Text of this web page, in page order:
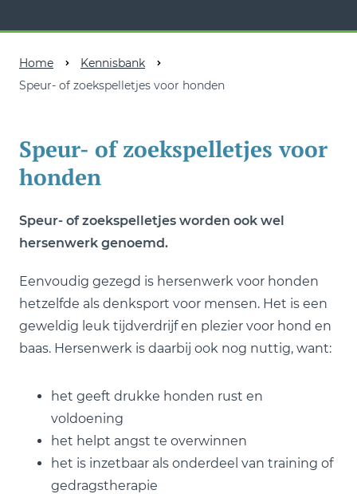
Home
Kennisbank
Speur- of zoekspelletjes voor honden
Speur- of zoekspelletjes voor
honden
Speur- of zoekspelletjes worden ook wel
hersenwerk genoemd.
Eenvoudig gezegd is hersenwerk voor honden
hetzelfde als denksport voor mensen. Het is een
geweldig leuk tijdverdrijf en plezier voor hond en
baas. Hersenwerk is daarbij ook nog nuttig, want:
het geeft drukke honden rust en
voldoening
het helpt angst te overwinnen
het is inzetbaar als onderdeel van training of
gedragstherapie